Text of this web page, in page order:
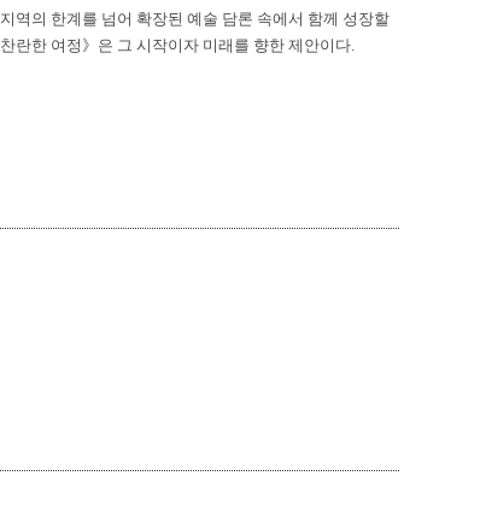
지역의 한계를 넘어 확장된 예술 담론 속에서 함께 성장할
찬란한 여정 》 은 그 시작이자 미래를 향한 제안이다.